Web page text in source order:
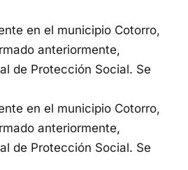
en el municipio Cotorro,
anteriormente,
de Protección Social. Se
en el municipio Cotorro,
anteriormente,
de Protección Social. Se